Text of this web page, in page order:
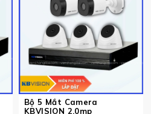
Bộ 5 Mắt Camera
KBVISION 2.0mp